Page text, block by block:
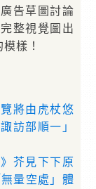
告草圖討論
整視覺圖出
樣！
將由虎杖悠
訪部順一」
芥見下下原
量空處」體